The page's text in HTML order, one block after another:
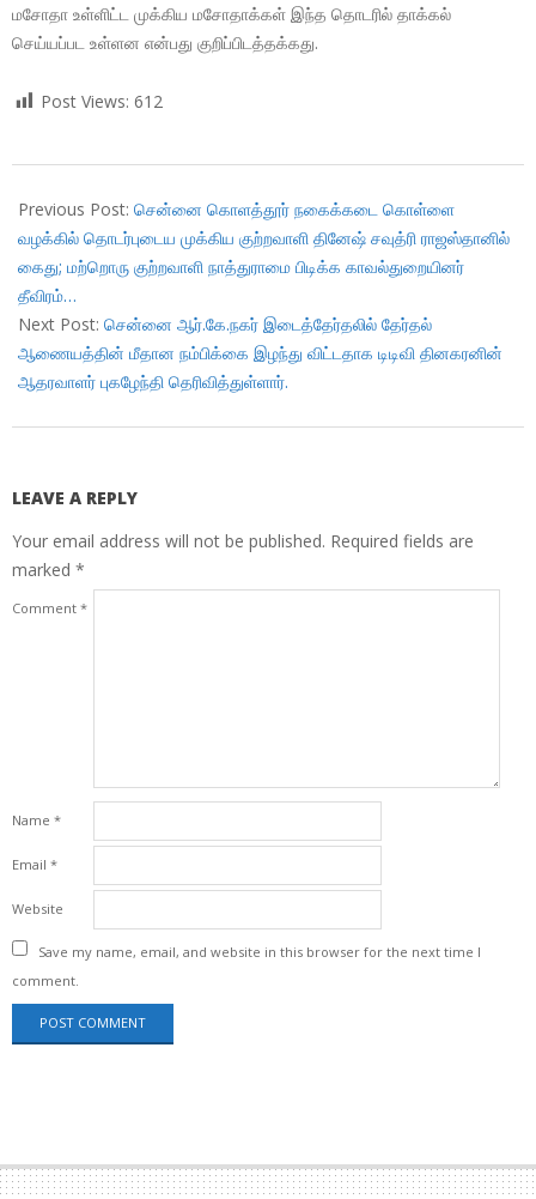
மசோதா உள்ளிட்ட முக்கிய மசோதாக்கள் இந்த தொடரில் தாக்கல்
செய்யப்பட உள்ளன என்பது குறிப்பிடத்தக்கது.
Post Views: 612
12-
15
Previous Post: சென்னை கொளத்தூர் நகைக்கடை கொள்ளை
வழக்கில் தொடர்புடைய முக்கிய குற்றவாளி தினேஷ் சவுத்ரி ராஜஸ்தானில்
கைது; மற்றொரு குற்றவாளி நாத்துராமை பிடிக்க காவல்துறையினர்
தீவிரம்…
Next Post: சென்னை ஆர்.கே.நகர் இடைத்தேர்தலில் தேர்தல்
ஆணையத்தின் மீதான நம்பிக்கை இழந்து விட்டதாக டிடிவி தினகரனின்
ஆதரவாளர் புகழேந்தி தெரிவித்துள்ளார்.
LEAVE A REPLY
Your email address will not be published. Required fields are
marked *
Comment *
Name *
Email *
Website
Save my name, email, and website in this browser for the next time I
comment.